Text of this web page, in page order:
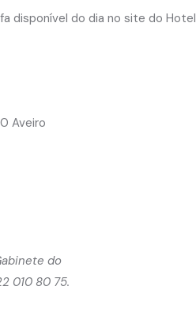
disponível do dia no site do Hotel
Aveiro
do
010 80 75.